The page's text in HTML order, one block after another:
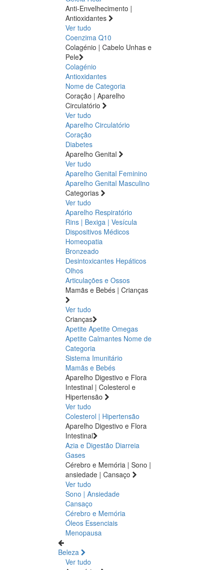
Anti-Envelhecimento |
Antioxidantes
Ver tudo
Coenzima Q10
Colagénio | Cabelo Unhas e
Pele
Colagénio
Antioxidantes
Nome de Categoria
Coração | Aparelho
Circulatório
Ver tudo
Aparelho Circulatório
Coração
Diabetes
Aparelho Genital
Ver tudo
Aparelho Genital Feminino
Aparelho Genital Masculino
Categorias
Ver tudo
Aparelho Respiratório
Rins | Bexiga | Vesícula
Dispositivos Médicos
Homeopatia
Bronzeado
Desintoxicantes Hepáticos
Olhos
Articulações e Ossos
Mamãs e Bebés | Crianças
Ver tudo
Crianças
Apetite Apetite Omegas
Apetite Calmantes Nome de
Categoria
Sistema Imunitário
Mamãs e Bebés
Aparelho Digestivo e Flora
Intestinal | Colesterol e
Hipertensão
Ver tudo
Colesterol | Hipertensão
Aparelho Digestivo e Flora
Intestinal
Azia e Digestão Diarreia
Gases
Cérebro e Memória | Sono |
ansiedade | Cansaço
Ver tudo
Sono | Ansiedade
Cansaço
Cérebro e Memória
Óleos Essenciais
Menopausa
Beleza
Ver tudo